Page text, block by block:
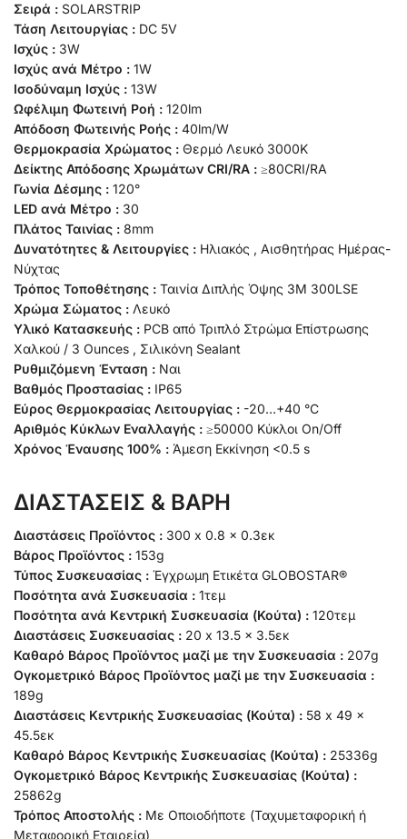
Σειρά : SOLARSTRIP
Τάση Λειτουργίας : DC 5V
Ισχύς : 3W
Ισχύς ανά Μέτρο : 1W
Ισοδύναμη Ισχύς : 13W
Ωφέλιμη Φωτεινή Ροή : 120lm
Απόδοση Φωτεινής Ροής : 40lm/W
Θερμοκρασία Χρώματος : Θερμό Λευκό 3000K
Δείκτης Απόδοσης Χρωμάτων CRI/RA : ≥80CRI/RA
Γωνία Δέσμης : 120°
LED ανά Μέτρο : 30
Πλάτος Ταινίας : 8mm
Δυνατότητες & Λειτουργίες : Ηλιακός , Αισθητήρας Ημέρας-
Νύχτας
Τρόπος Τοποθέτησης : Ταινία Διπλής Όψης 3M 300LSE
Χρώμα Σώματος : Λευκό
Υλικό Κατασκευής : PCB από Τριπλό Στρώμα Επίστρωσης
Χαλκού / 3 Ounces , Σιλικόνη Sealant
Ρυθμιζόμενη Ένταση : Ναι
Βαθμός Προστασίας : IP65
Εύρος Θερμοκρασίας Λειτουργίας : -20…+40 °C
Αριθμός Κύκλων Εναλλαγής : ≥50000 Κύκλοι On/Off
Χρόνος Έναυσης 100% : Άμεση Εκκίνηση <0.5 s
ΔΙΑΣΤΑΣΕΙΣ & ΒΑΡΗ
Διαστάσεις Προϊόντος : 300 x 0.8 x 0.3εκ
Βάρος Προϊόντος : 153g
Τύπος Συσκευασίας : Έγχρωμη Ετικέτα GLOBOSTAR®
Ποσότητα ανά Συσκευασία : 1τεμ
Ποσότητα ανά Κεντρική Συσκευασία (Κούτα) : 120τεμ
Διαστάσεις Συσκευασίας : 20 x 13.5 x 3.5εκ
Καθαρό Βάρος Προϊόντος μαζί με την Συσκευασία : 207g
Ογκομετρικό Βάρος Προϊόντος μαζί με την Συσκευασία :
189g
Διαστάσεις Κεντρικής Συσκευασίας (Κούτα) : 58 x 49 x
45.5εκ
Καθαρό Βάρος Κεντρικής Συσκευασίας (Κούτα) : 25336g
Ογκομετρικό Βάρος Κεντρικής Συσκευασίας (Κούτα) :
25862g
Τρόπος Αποστολής : Με Οποιοδήποτε (Ταχυμεταφορική ή
Μεταφορική Εταιρεία)